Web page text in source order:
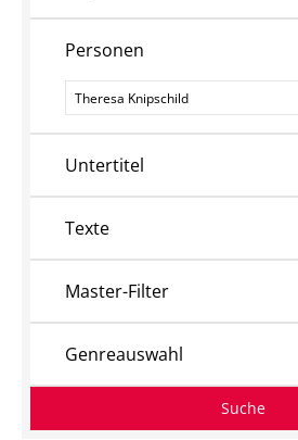
Personen
Personen
Untertitel
Texte
Master-Filter
Genreauswahl
Suche